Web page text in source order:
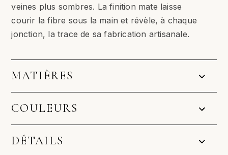
veines plus sombres. La finition mate laisse
courir la fibre sous la main et révèle, à chaque
jonction, la trace de sa fabrication artisanale.
MATIÈRES
COULEURS
DÉTAILS